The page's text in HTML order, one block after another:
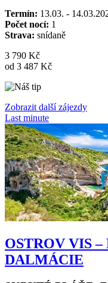
Termín: 13.03. -
Počet nocí: 1
Strava: snídaně
3 790 Kč
od 3 487 Kč
Zobrazit další zájezdy
Last minute
OSTROV VIS
DALMÁCIE